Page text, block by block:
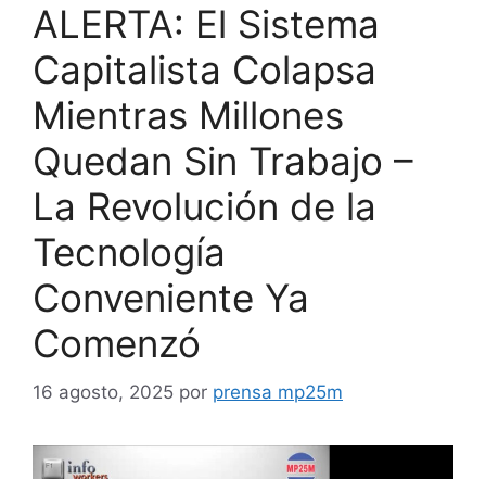
ALERTA: El Sistema
Capitalista Colapsa
Mientras Millones
Quedan Sin Trabajo –
La Revolución de la
Tecnología
Conveniente Ya
Comenzó
16 agosto, 2025 por prensa mp25m